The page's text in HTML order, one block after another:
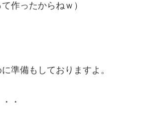
て作ったからねｗ）
準備もしておりますよ。
・